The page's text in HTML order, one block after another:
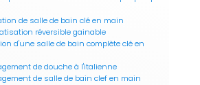
de salle de bain clé en main
réversible gainable
d'une salle de bain complète clé en
de douche à l'italienne
de salle de bain clef en main